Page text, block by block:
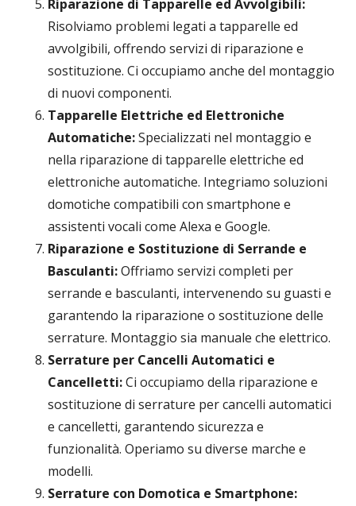
Riparazione di Tapparelle ed Avvolgibili:
Risolviamo problemi legati a tapparelle ed
avvolgibili, offrendo servizi di riparazione e
sostituzione. Ci occupiamo anche del montaggio
di nuovi componenti.
Tapparelle Elettriche ed Elettroniche
Automatiche:Specializzati nel montaggio e
nella riparazione di tapparelle elettriche ed
elettroniche automatiche. Integriamo soluzioni
domotiche compatibili con smartphone e
assistenti vocali come Alexa e Google.
Riparazione e Sostituzione di Serrande e
Basculanti:Offriamo servizi completi per
serrande e basculanti, intervenendo su guasti e
garantendo la riparazione o sostituzione delle
serrature. Montaggio sia manuale che elettrico.
Serrature per Cancelli Automatici e
Cancelletti:Ci occupiamo della riparazione e
sostituzione di serrature per cancelli automatici
e cancelletti, garantendo sicurezza e
funzionalità. Operiamo su diverse marche e
modelli.
Serrature con Domotica e Smartphone: